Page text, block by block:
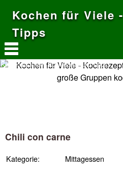
Kochen für Viele
Tipps
Kochen für Viele - Kochrezepte und Tipps
Chili con carne
Kategorie:
Mittagessen